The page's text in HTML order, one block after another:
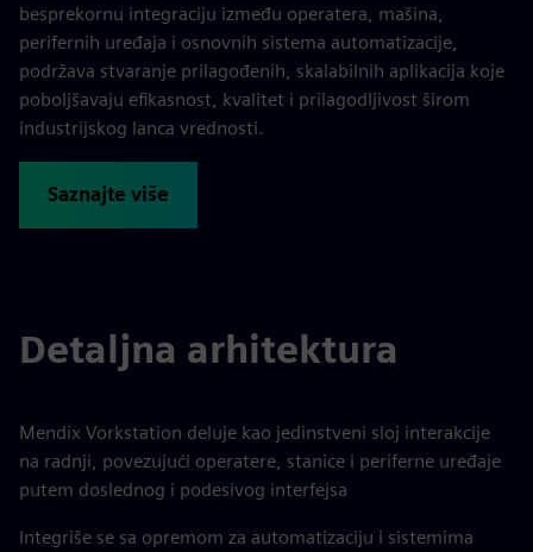
besprekornu integraciju između operatera, mašina,
perifernih uređaja i osnovnih sistema automatizacije,
podržava stvaranje prilagođenih, skalabilnih aplikacija koje
poboljšavaju efikasnost, kvalitet i prilagodljivost širom
industrijskog lanca vrednosti.
Saznajte više
Detaljna arhitektura
Mendix Vorkstation deluje kao jedinstveni sloj interakcije
na radnji, povezujući operatere, stanice i periferne uređaje
putem doslednog i podesivog interfejsa
Integriše se sa opremom za automatizaciju i sistemima